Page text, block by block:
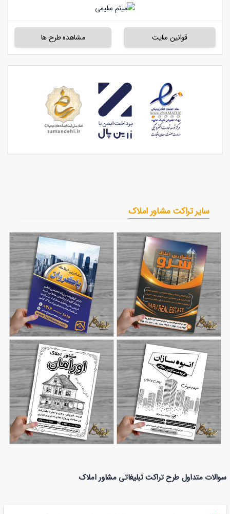
قوانین سایت مشاهده طرح ها
سایر تراکت مشاور املاک
تراکت مشاور املاک سرو
تراکت مشاور املاک
پاکروان
مشاورین املاک انبوه
96
اورامان
83
سوالات متداول طرح تراکت تبلیغاتی مشاور املاک